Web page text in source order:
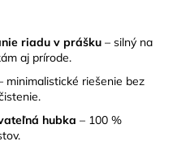
riadu v prášku – silný na
aj prírode.
minimalistické riešenie bez
hubka – 100 %